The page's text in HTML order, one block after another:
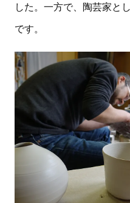
した。一方で、陶芸家と
です。